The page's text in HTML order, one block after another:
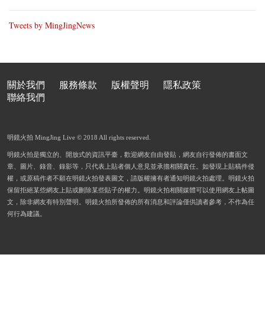
Tweets by MingJingNews
關於我們 服務條款 版權聲明
隱私政策
聯絡我們
明鏡火拍 MingJing Live © 2018 All rights reserved.
明鏡火拍是獨立的、開放式的資訊平臺，歡迎網友自由發貼，網友自行發佈的書面文
章、圖片、錄音、錄影等，只代表上貼者個人意見並承擔相關責任。如發現上貼稿件侵
權，或原稿作者不願在明鏡火拍發表圖文，請版權擁有者通知明鏡火拍處理。明鏡火拍
保留拒絕某些網友上貼或刪除某些貼子的權力。明鏡火拍相關媒體可以使用網友上帖圖
文，除非網友有特別聲明。明鏡火拍所發佈的所有消息和評論僅供讀者參考，不作為任
何行為建議。